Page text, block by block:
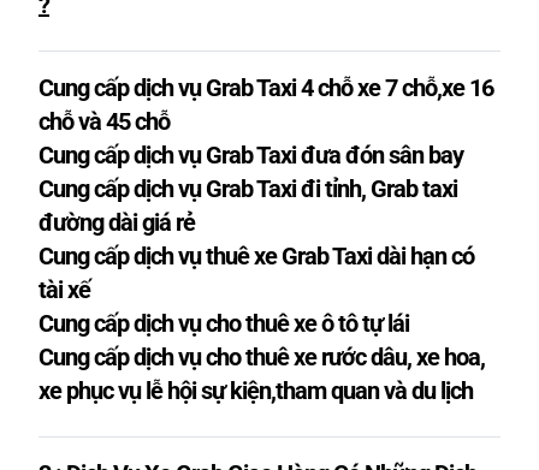
Cung cấp dịch vụ Grab Taxi 4 chỗ xe 7 chỗ,xe 16
chỗ và 45 chỗ
Cung cấp dịch vụ Grab Taxi đưa đón sân bay
Cung cấp dịch vụ Grab Taxi đi tỉnh, Grab taxi
đường dài giá rẻ
Cung cấp dịch vụ thuê xe Grab Taxi dài hạn có
tài xế
Cung cấp dịch vụ cho thuê xe ô tô tự lái
Cung cấp dịch vụ cho thuê xe rước dâu, xe hoa,
xe phục vụ lễ hội sự kiện,tham quan và du lịch